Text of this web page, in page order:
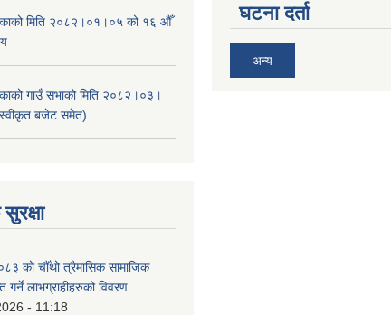
मिति २०८२।०१।०५ को १६ औँ
गाउँ सभाको मिति २०८२।०३।
बजेट समेत)
को चौँथो त्रैमासिक सामाजिक
गर्ने लाभग्राहीहरुको विवरण
- 11:18
घटना दर्ता
अन्य